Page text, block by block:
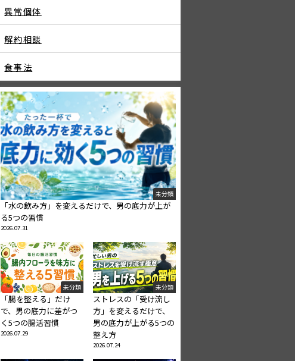
異常個体
解約相談
食事法
未分類
「水の飲み方」を変えるだけで、男の底力が上が
る5つの習慣
2026.07.31
未分類
「腸を整える」だけ
で、男の底力に差がつ
く5つの腸活習慣
2026.07.29
未分類
ストレスの「受け流し
方」を変えるだけで、
男の底力が上がる5つの
整え方
2026.07.24